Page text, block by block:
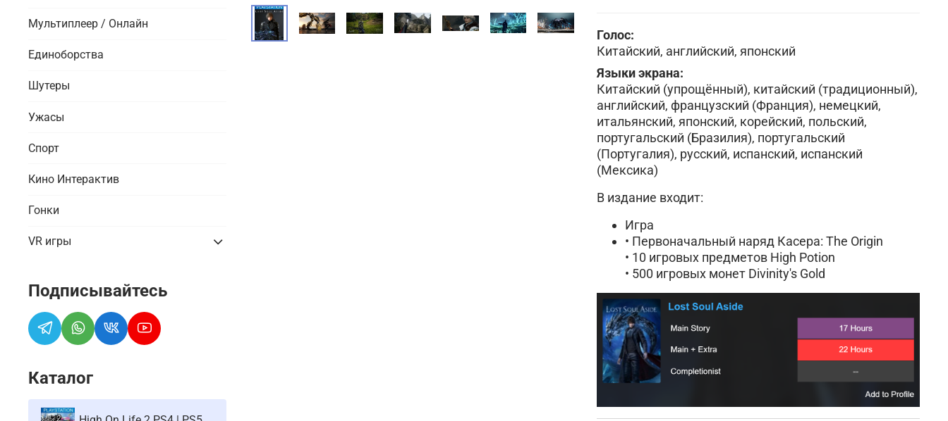
Голос:
Китайский, английский, японский
Языки экрана:
Китайский (упрощённый), китайский (традиционный),
английский, французский (Франция), немецкий,
итальянский, японский, корейский, польский,
португальский (Бразилия), португальский
(Португалия), русский, испанский, испанский
(Мексика)
В издание входит:
Игра
• Первоначальный наряд Касера: The Origin
• 10 игровых предметов High Potion
• 500 игровых монет Divinity's Gold
Мультиплеер / Онлайн
Единоборства
Шутеры
Ужасы
Спорт
Кино Интерактив
Гонки
VR игры
Подписывайтесь
Каталог